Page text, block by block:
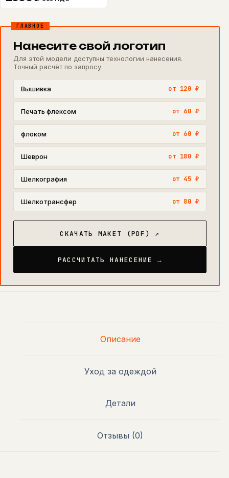
ГЛАВНОЕ
Нанесите свой логотип
Для этой модели доступны технологии нанесения.
Точный расчёт по запросу.
Вышивка от 120 ₽
Печать флексом от 60 ₽
флоком от 60 ₽
Шеврон от 180 ₽
Шелкография от 45 ₽
Шелкотрансфер от 80 ₽
СКАЧАТЬ МАКЕТ (PDF) ↗
РАССЧИТАТЬ НАНЕСЕНИЕ →
Описание
Уход за одеждой
Детали
Отзывы (0)